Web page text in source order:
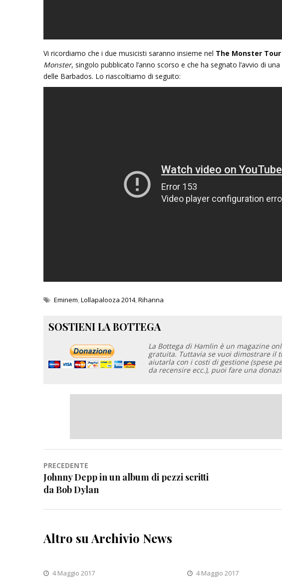
Vi ricordiamo che i due musicisti saranno insieme nel The Monster Tour
Monster, singolo pubblicato l’anno scorso e che ha segnato l’avvio di
delle Barbados. Lo riascoltiamo di seguito:
Eminem,Lollapalooza 2014,Rihanna
SOSTIENI LA BOTTEGA
La Bottega di Hamlin è un magazine
gratuita. Tuttavia se vuoi dimostrare il
aiutarla con i costi di gestione (spese
da recensire ecc.), puoi fare una
Navigazione
articoli
PRECEDENTE
Johnny Depp in un album di pezzi scritti
da Bob Dylan
Altro su Archivio News
4 Maggio 2017 4 Maggio 2017